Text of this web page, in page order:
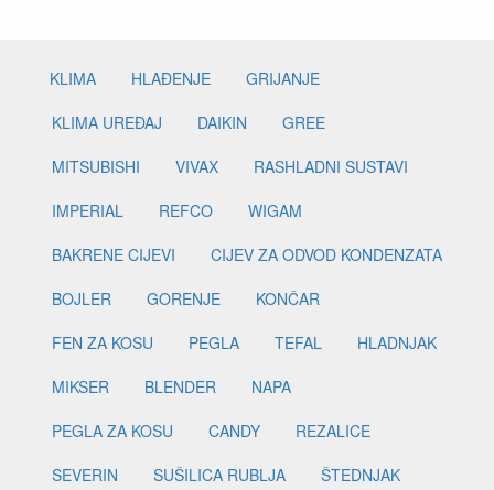
KLIMA HLAĐENJE
GRIJANJE
KLIMA UREĐAJ
DAIKIN
GREE
MITSUBISHI
VIVAX
RASHLADNI SUSTAVI
IMPERIAL
REFCO
WIGAM
BAKRENE CIJEVI
CIJEV ZA ODVOD KONDENZATA
BOJLER
GORENJE
KONČAR
FEN ZA KOSU
PEGLA TEFAL
HLADNJAK
MIKSER
BLENDER
NAPA
PEGLA ZA KOSU
CANDY
REZALICE
SEVERIN
SUŠILICA RUBLJA
ŠTEDNJAK